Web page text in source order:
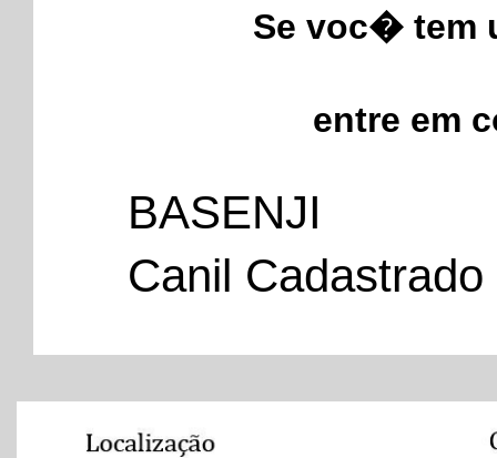
Se voc� tem
entre em
BASENJI
Canil Cadastrado